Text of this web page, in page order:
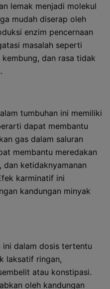
lemak menjadi molekul
mudah diserap oleh
enzim pencernaan
masalah seperti
dan rasa tidak
tumbuhan ini memiliki
dapat membantu
gas dalam saluran
membantu meredakan
dan ketidaknyamanan
karminatif ini
kandungan minyak
ini dalam dosis tertentu
laksatif ringan,
atau konstipasi.
oleh kandungan